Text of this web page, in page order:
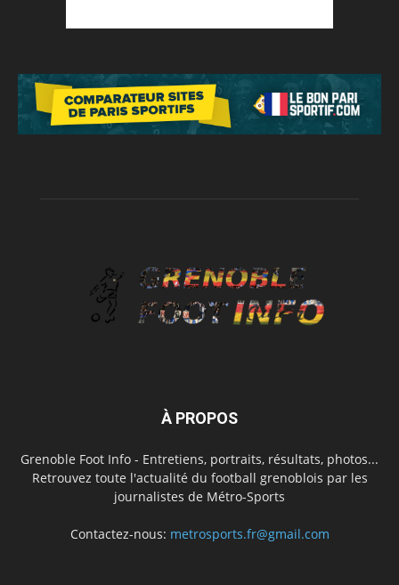
À PROPOS
Grenoble Foot Info - Entretiens, portraits, résultats, photos...
Retrouvez toute l'actualité du football grenoblois par les
journalistes de Métro-Sports
Contactez-nous: metrosports.fr@gmail.com